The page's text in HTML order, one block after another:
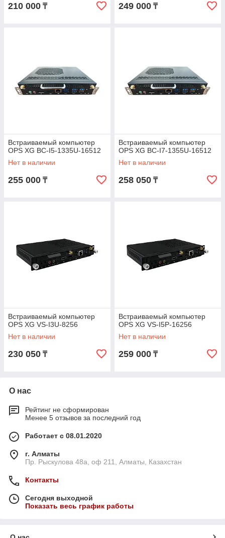
210 000 ₸ 249 000 ₸
Встраиваемый компьютер
OPS XG BC-I5-1335U-16512
Нет в наличии
255 000 ₸
Встраиваемый компьютер
OPS XG BC-I7-1355U-16512
Нет в наличии
258 050 ₸
Встраиваемый компьютер
OPS XG VS-I3U-8256
Нет в наличии
230 050 ₸
Встраиваемый компьютер
OPS XG VS-I5P-16256
Нет в наличии
259 000 ₸
О нас
Рейтинг не сформирован
Менее 5 отзывов за последний год
Работает с 08.01.2020
г. Алматы
Пр. Рыскулова 48а, оф 211, Алматы, Казахстан
Контакты
Сегодня выходной
Показать весь график работы